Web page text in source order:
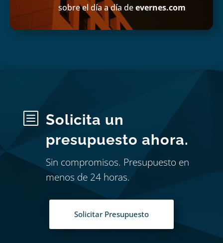
sobre el día a día deevernes.com
b
Solicita un
presupuesto ahora.
Sin compromisos. Presupuesto en
menos de 24 horas.
Solicitar Presupuesto